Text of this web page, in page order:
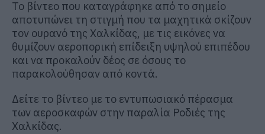
Το βίντεο που καταγράφηκε από το σημείο
αποτυπώνει τη στιγμή που τα μαχητικά σκίζουν
τον ουρανό της Χαλκίδας, με τις εικόνες να
θυμίζουν αεροπορική επίδειξη υψηλού επιπέδου
και να προκαλούν δέος σε όσους το
παρακολούθησαν από κοντά.
Δείτε το βίντεο με το εντυπωσιακό πέρασμα
των αεροσκαφών στην παραλία Ροδιές της
Χαλκίδας.